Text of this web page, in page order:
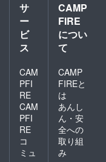
サ
ー
ビ
ス
CAM
PFI
RE
CAM
PFI
RE
コ
ミュ
CAMP
FIRE
につい
て
CAMP
FIREと
は
あんし
ん・安
全への
取り組
み